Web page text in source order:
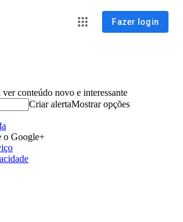
Fazer login
conteúdo novo e interessante
Criar alertaMostrar opções
o Google+